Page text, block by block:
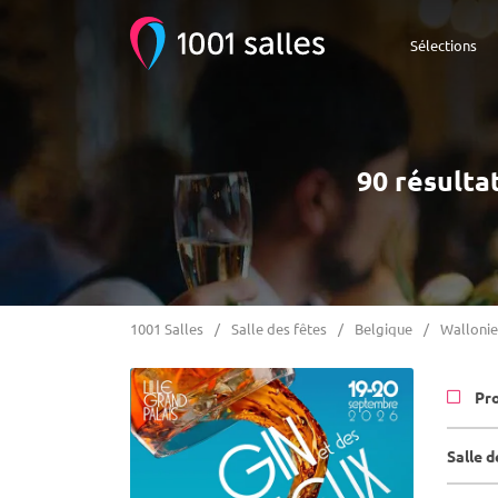
Sélections
90
1001 Salles Salle des fêtes Belgique Wallonie
Salle